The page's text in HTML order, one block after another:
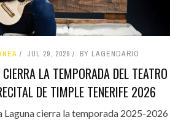
JUL 29, 2026 BY LAGENDARIO
LA TEMPORADA DEL TEATRO
DE TIMPLE TENERIFE 2026
Laguna cierra la temporada 2025-2026